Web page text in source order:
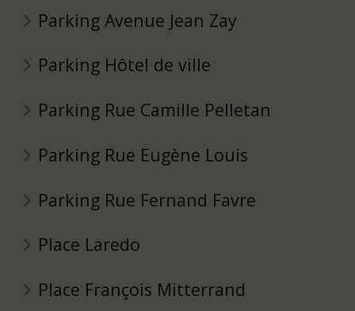
Parking Avenue Jean Zay
Parking Hôtel de ville
Parking Rue Camille Pelletan
Parking Rue Eugène Louis
Parking Rue Fernand Favre
Place Laredo
Place François Mitterrand